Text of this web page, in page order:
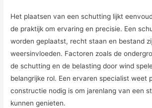
Het plaatsen van een schutting lijkt
de praktijk om ervaring en precisie. Een
worden geplaatst, recht staan en bestand
weersinvloeden. Factoren zoals de
de schutting en de belasting door wind
belangrijke rol. Een ervaren specialist weet
constructie nodig is om jarenlang van een
kunnen genieten.